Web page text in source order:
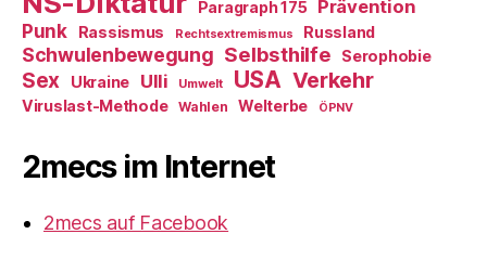
Paragraph 175
Prävention
Punk
Rassismus Rechtsextremismus Russland
Schwulenbewegung Selbsthilfe Serophobie
Sex Ukraine Ulli Umwelt USA Verkehr
Viruslast-Methode Wahlen Welterbe ÖPNV
2mecs im Internet
2mecs auf Facebook